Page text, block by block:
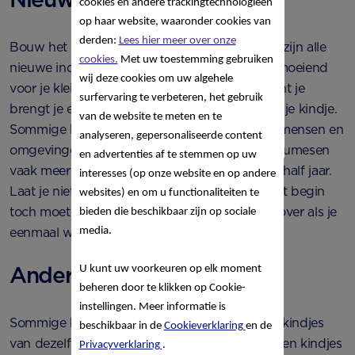
Bouw het wennen geleidelijk op. In het begin zijn alle
nieuwe indrukken en nieuwe kindjes best vermoeiend
voor je kleine. Probeer zelf te ontspannen, want je
brengt je eigen spanning gemakkelijk over op je kindje.
Sommige kindjes wennen sneller aan nieuwe mensen en
omgevingen dan anderen. Realiseer je dat dreumesen
vaak meer eenkennig zijn dan baby’s van een half jaar.
Laat je niet uit het veld slaan als je kindje in het begin
toch moet huilen; waarschijnlijk gaat het snel over als je
eenmaal weg bent.
Andere kindjes
Sommige kinderdagverblijven plaatsen alleen kindjes
van dezelfde leeftijd in een groep, andere zetten kindjes
cookies en andere trackingtechnologieën
op haar website, waaronder cookies van
derden: Lees hier meer over onze
cookies. Met uw toestemming gebruiken
wij deze cookies om uw algehele
surfervaring te verbeteren, het gebruik
van de website te meten en te
analyseren, gepersonaliseerde content
en advertenties af te stemmen op uw
interesses (op onze website en op andere
websites) en om u functionaliteiten te
bieden die beschikbaar zijn op sociale
media.
U kunt uw voorkeuren op elk moment
beheren door te klikken op Cookie-
instellingen. Meer informatie is
beschikbaar in de Cookieverklaring en de
Privacyverklaring .